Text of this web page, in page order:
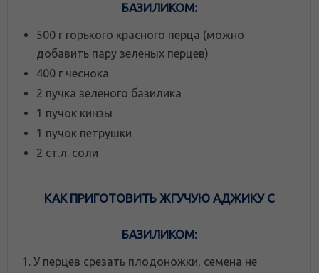
БАЗИЛИКОМ:
500 г горького красного перца (можно
добавить пару зеленых перцев)
400 г чеснока
2 пучка зеленого базилика
1 пучок кинзы
1 пучок петрушки
2 ст.л. соли
КАК ПРИГОТОВИТЬ ЖГУЧУЮ АДЖИКУ С
БАЗИЛИКОМ:
1. У перцев срезать плодоножки, семена не